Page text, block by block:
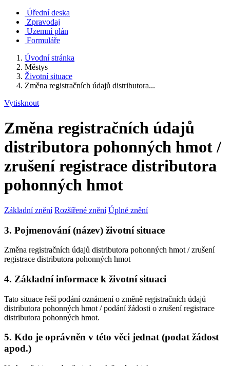
Úřední deska
Zpravodaj
Uzemní plán
Formuláře
Úvodní stránka
Městys
Životní situace
Změna registračních údajů distributora...
Vytisknout
Změna registračních údajů
distributora pohonných hmot /
zrušení registrace distributora
pohonných hmot
Základní znění Rozšířené znění Úplné znění
3. Pojmenování (název) životní situace
Změna registračních údajů distributora pohonných hmot / zrušení
registrace distributora pohonných hmot
4. Základní informace k životní situaci
Tato situace řeší podání oznámení o změně registračních údajů
distributora pohonných hmot / podání žádosti o zrušení registrace
distributora pohonných hmot.
5. Kdo je oprávněn v této věci jednat (podat žádost
apod.)